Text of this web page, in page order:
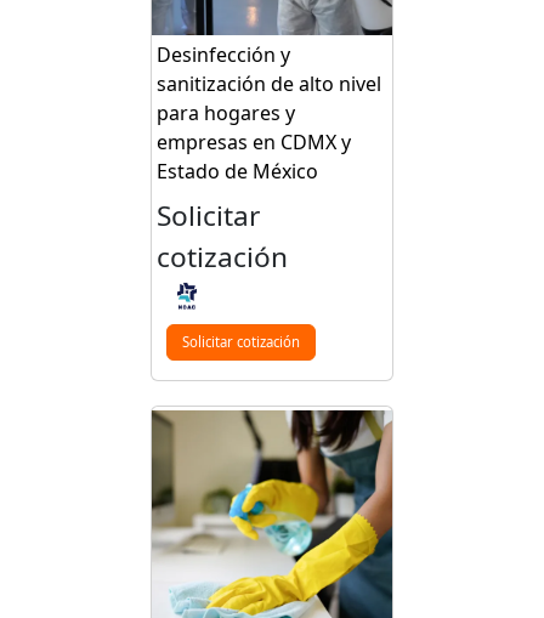
Desinfección y
sanitización de alto nivel
para hogares y
empresas en CDMX y
Estado de México
Solicitar
cotización
Solicitar cotización